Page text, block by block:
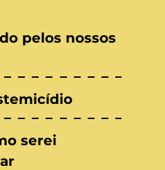
pelos nossos
serei